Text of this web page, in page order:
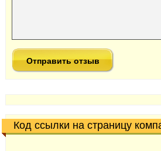
Код ссылки на страницу